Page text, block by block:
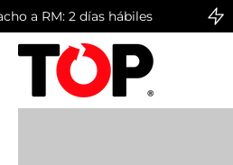
saltar
al
contenido
2 días hábiles